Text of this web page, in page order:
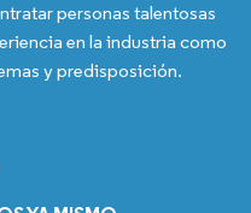
personas talentosas
en la industria como
y predisposición.